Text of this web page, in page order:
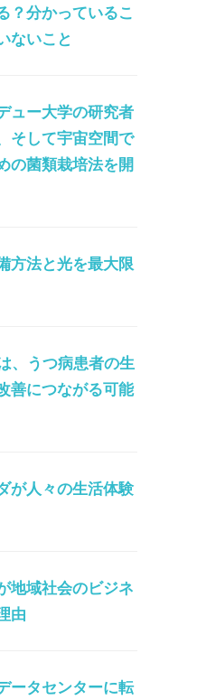
？分かっているこ
ないこと
ュー大学の研究者
そして宇宙空間で
の菌類栽培法を開
方法と光を最大限
、うつ病患者の生
善につながる可能
が人々の生活体験
地域社会のビジネ
由
ータセンターに転